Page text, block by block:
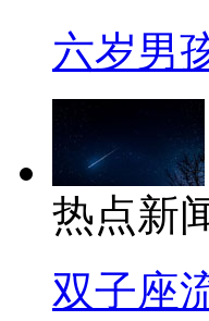
六岁男
热点新
双子座